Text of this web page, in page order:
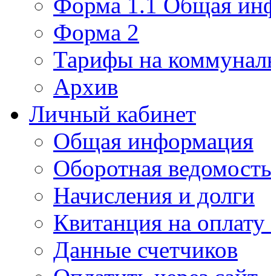
Форма 1.1 Общая
Форма 2
Тарифы на
Архив
Личный кабинет
Общая информация
Оборотная ведомость
Начисления и долги
Квитанция на
Данные счетчиков